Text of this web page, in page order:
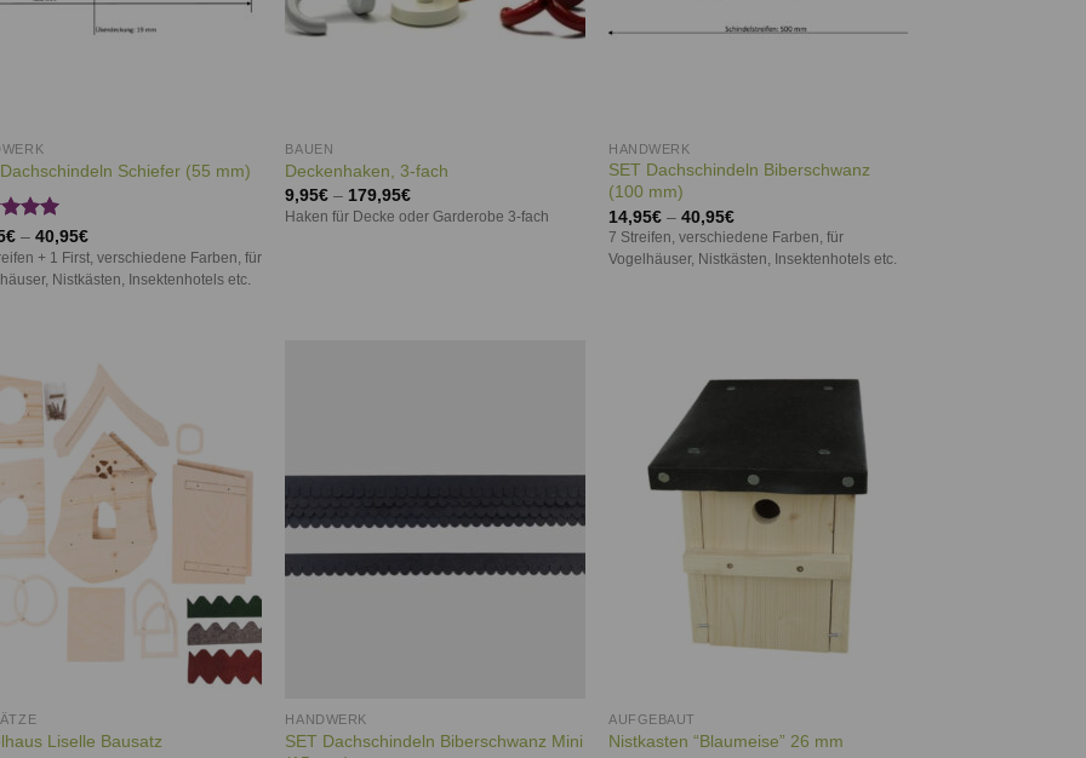
Schiefer (55 mm)
€– 40,95€
+ 1 First, verschiedene Farben, für
Nistkästen, Insektenhotels etc.
BAUEN
Deckenhaken, 3-fach
9,95€ – 179,95€
Haken für Decke oder Garderobe 3-fach
HANDWERK
SET Dachschindeln Biberschwanz
(100 mm)
14,95€ –40,95€
7 Streifen, verschiedene Farben, für
Vogelhäuser, Nistkästen, Insektenhotels etc.
Wunschliste
Liselle Bausatz
HANDWERK
SET Dachschindeln Biberschwanz Mini
Auf die
Wunschliste
AUFGEBAUT
Nistkasten “Blaumeise” 26 mm